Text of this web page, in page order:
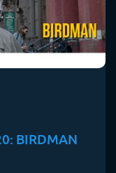
BIRDMAN